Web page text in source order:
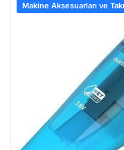
Makine Aksesuarları ve